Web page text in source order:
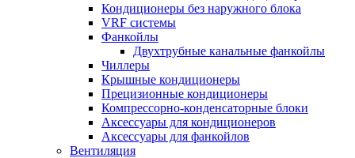
Кондиционеры без наружного блока
VRF системы
Фанкойлы
Двухтрубные канальные фанкойлы
Чиллеры
Крышные кондиционеры
Прецизионные кондиционеры
Компрессорно-конденсаторные блоки
Аксессуары для кондиционеров
Аксессуары для фанкойлов
Вентиляция